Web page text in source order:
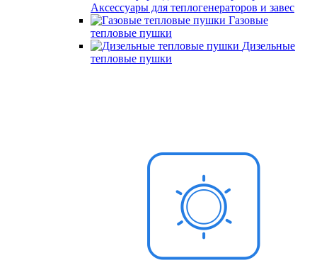
Аксессуары для теплогенераторов и завес
Газовые
тепловые пушки
Дизельные
тепловые пушки